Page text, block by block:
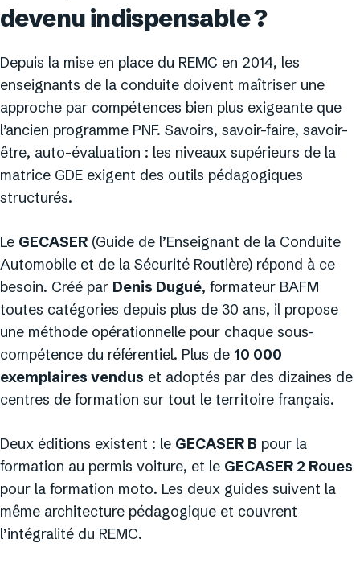
devenu indispensable ?
Depuis la mise en place du REMC en 2014, les
enseignants de la conduite doivent maîtriser une
approche par compétences bien plus exigeante que
l’ancien programme PNF. Savoirs, savoir-faire, savoir-
être, auto-évaluation : les niveaux supérieurs de la
matrice GDE exigent des outils pédagogiques
structurés.
Le GECASER (Guide de l’Enseignant de la Conduite
Automobile et de la Sécurité Routière) répond à ce
besoin. Créé par Denis Dugué, formateur BAFM
toutes catégories depuis plus de 30 ans, il propose
une méthode opérationnelle pour chaque sous-
compétence du référentiel. Plus de 10 000
exemplaires vendus et adoptés par des dizaines de
centres de formation sur tout le territoire français.
Deux éditions existent : le GECASER B pour la
formation au permis voiture, et le GECASER 2 Roues
pour la formation moto. Les deux guides suivent la
même architecture pédagogique et couvrent
l’intégralité du REMC.